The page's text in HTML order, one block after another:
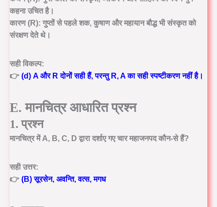
कहना उचित है।
कारण (R): गुप्तों से पहले शक, कुषाण और महायान बौद्ध भी संस्कृत को
संरक्षण देते थे।
सही विकल्प:
👉 (d) A और R दोनों सही हैं, परन्तु R, A का सही स्पष्टीकरण नहीं है।
E. मानचित्र आधारित प्रश्न
1. प्रश्न
मानचित्र में A, B, C, D द्वारा दर्शाए गए चार महाजनपद कौन-से हैं?
सही उत्तर:
👉 (B) सूरसेन, अवन्ति, वत्स, मगध